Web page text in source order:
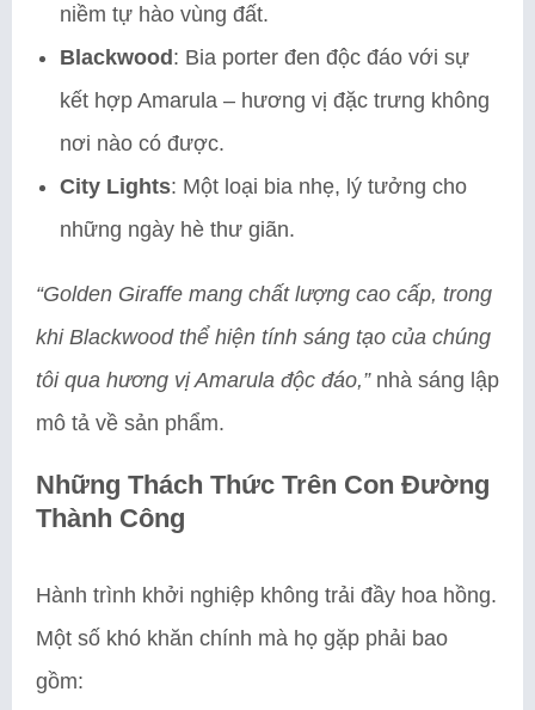
niềm tự hào vùng đất.
Blackwood: Bia porter đen độc đáo với sự
kết hợp Amarula – hương vị đặc trưng không
nơi nào có được.
City Lights: Một loại bia nhẹ, lý tưởng cho
những ngày hè thư giãn.
“Golden Giraffe mang chất lượng cao cấp, trong
khi Blackwood thể hiện tính sáng tạo của chúng
tôi qua hương vị Amarula độc đáo,”nhà sáng lập
mô tả về sản phẩm.
Những Thách Thức Trên Con Đường
Thành Công
Hành trình khởi nghiệp không trải đầy hoa hồng.
Một số khó khăn chính mà họ gặp phải bao
gồm: